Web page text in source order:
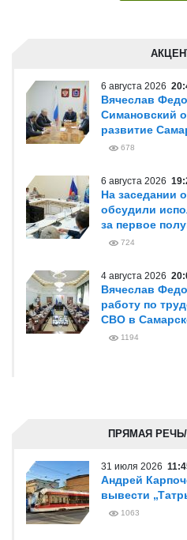
6 августа 2026
Вячеслав
Симановский
развитие
678
6 августа 2026
На заседании
обсудили
за первое
724
4 августа 2026
Вячеслав
работу по
СВО в
1194
ПРЯМАЯ
31 июля 2026
Андрей
вывести
1063